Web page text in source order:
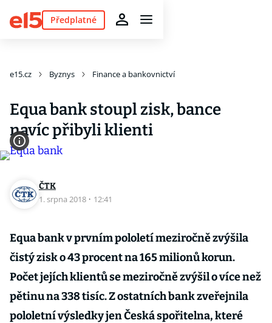
Předplatné
e15.cz Byznys Finance a bankovnictví
Equa bank stoupl zisk, bance
navíc přibyli klienti
ČTK
1. srpna 2018 · 12:41
Equa bank v prvním pololetí meziročně zvýšila
čistý zisk o 43 procent na 165 milionů korun.
Počet jejích klientů se meziročně zvýšil o více než
pětinu na 338 tisíc. Z ostatních bank zveřejnila
pololetní výsledky jen Česká spořitelna, které